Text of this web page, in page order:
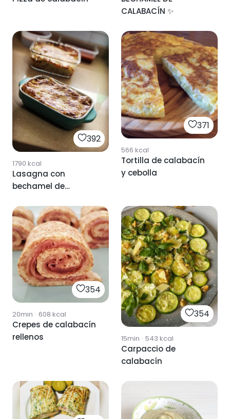
CALABACÍN ✨
392
1790 kcal
Lasagna con
bechamel de
371
566 kcal
Tortilla de calabacín
y cebolla
354
20min · 608 kcal
Crepes de calabacín
rellenos
354
15min · 543 kcal
Carpaccio de
calabacín